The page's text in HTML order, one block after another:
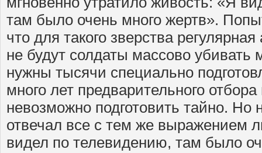
там было очень много жертв».
что для такого зверства
не будут солдаты массово убивать
нужны тысячи специально
много лет предварительного
невозможно подготовить тайно.
отвечал все с тем же выражением
видел по телевидению, там было